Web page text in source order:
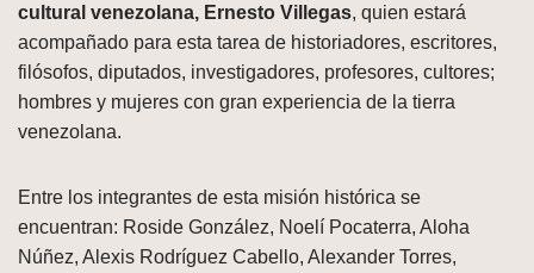
cultural venezolana, Ernesto Villegas, quien estará
acompañado para esta tarea de historiadores, escritores,
filósofos, diputados, investigadores, profesores, cultores;
hombres y mujeres con gran experiencia de la tierra
venezolana.
Entre los integrantes de esta misión histórica se
encuentran: Roside González, Noelí Pocaterra, Aloha
Núñez, Alexis Rodríguez Cabello, Alexander Torres,